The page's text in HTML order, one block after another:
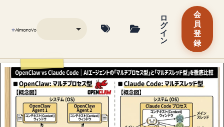
ロ
グ
イ
ン
会
員
登
録